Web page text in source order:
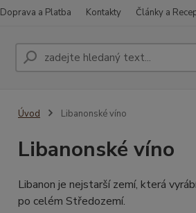
Doprava a Platba Kontakty Články a
Úvod Libanonské víno
Libanonské víno
Libanon je nejstarší zemí, která
po celém Středozemí.